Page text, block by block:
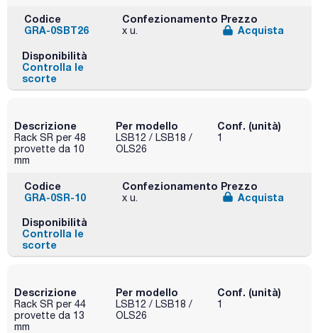
Codice
GRA-0SBT26
Confezionamento
x u.
Prezzo
Acquista
Disponibilità
Controlla le
scorte
Descrizione
Rack SR per 48
provette da 10
mm
Per modello
LSB12 / LSB18 /
OLS26
Conf. (unità)
1
Codice
GRA-0SR-10
Confezionamento
x u.
Prezzo
Acquista
Disponibilità
Controlla le
scorte
Descrizione
Rack SR per 44
provette da 13
mm
Per modello
LSB12 / LSB18 /
OLS26
Conf. (unità)
1